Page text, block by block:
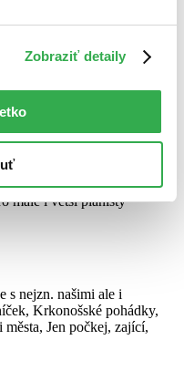
Zobraziť detaily
malé i větší pianisty
s nejzn. našimi ale i
Krkonošské pohádky,
Jen počkej, zající,